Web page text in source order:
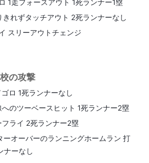
1走フォースアウト 1死ランナー1塁
きれずタッチアウト 2死ランナーなし
スリーアウトチェンジ
の攻撃
ロ 1死ランナーなし
へのツーベースヒット 1死ランナー2塁
フライ 2死ランナー2塁
ーオーバーのランニングホームラン 打
ナーなし